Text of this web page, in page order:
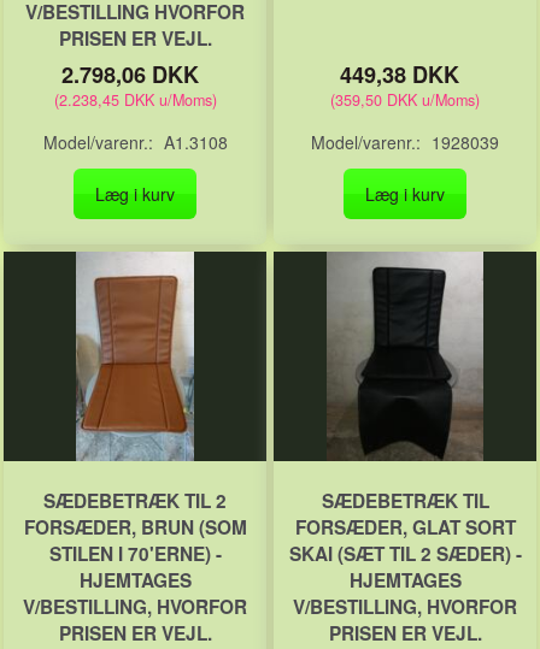
V/BESTILLING HVORFOR
PRISEN ER VEJL.
2.798,06 DKK
(2.238,45 DKKu/Moms)
Model/varenr.: A1.3108
Læg i kurv
449,38 DKK
(359,50 DKK u/Moms)
Model/varenr.: 1928039
Læg i kurv
SÆDEBETRÆK TIL 2
FORSÆDER, BRUN (SOM
STILEN I 70'ERNE) -
HJEMTAGES
V/BESTILLING, HVORFOR
PRISEN ER VEJL.
SÆDEBETRÆK TIL
FORSÆDER, GLAT SORT
SKAI (SÆT TIL 2 SÆDER) -
HJEMTAGES
V/BESTILLING, HVORFOR
PRISEN ER VEJL.